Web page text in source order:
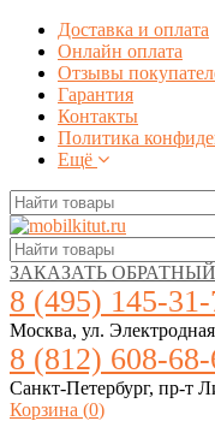
Доставка и оплата
Онлайн оплата
Отзывы
Гарантия
Контакты
Политика
Ещё
ЗАКАЗАТЬ
8 (495) 145-
Москва, ул.
8 (812) 608-68-
Санкт-Петербург, пр-т
Корзина (0)